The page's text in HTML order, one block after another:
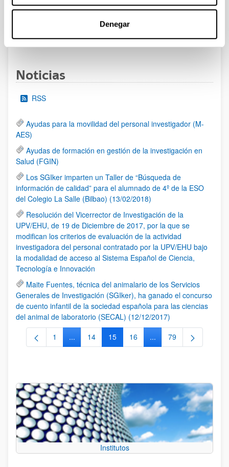
Denegar
al 30/07/2026 (ambos incluídos)
Página
1 Página
2 Página
3 ...Páginas intermedias Use TAB
Página
95
Noticias
RSS
Ayudas para la movilidad del personal investigador (M-
AES)
Ayudas de formación en gestión de la investigación en
Salud (FGIN)
Los SGIker imparten un Taller de “Búsqueda de
información de calidad” para el alumnado de 4º de la ESO
del Colegio La Salle (Bilbao) (13/02/2018)
Resolución del Vicerrector de Investigación de la
UPV/EHU, de 19 de Diciembre de 2017, por la que se
modifican los criterios de evaluación de la actividad
investigadora del personal contratado por la UPV/EHU bajo
la modalidad de acceso al Sistema Español de Ciencia,
Tecnología e Innovación
Maite Fuentes, técnica del animalario de los Servicios
Generales de Investigación (SGIker), ha ganado el concurso
de cuento infantil de la sociedad española para las ciencias
del animal de laboratorio (SECAL) (12/12/2017)
Página
1 ...Páginas intermedias Use TAB para desplazarse.
Página
14 Página
15 Página
16 ...Páginas intermedias
Página
79
Institutos